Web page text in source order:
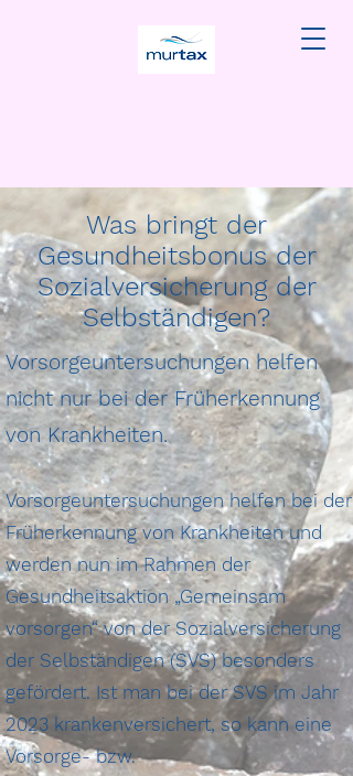
Was bringt der
Gesundheitsbonus der
Sozialversicherung der
Selbständigen?
Vorsorgeuntersuchungen helfen
nicht nur bei der Früherkennung
von Krankheiten.
Vorsorgeuntersuchungen helfen bei der
Früherkennung von Krankheiten und
werden nun im Rahmen der
Gesundheitsaktion „Gemeinsam
vorsorgen“ von der Sozialversicherung
der Selbständigen (SVS) besonders
gefördert. Ist man bei der SVS im Jahr
2023 krankenversichert, so kann eine
Vorsorge- bzw.